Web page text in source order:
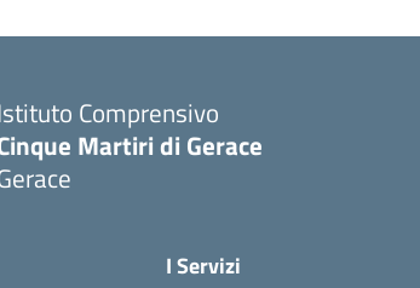
Comprensivo
Martiri di Gerace
I Servizi